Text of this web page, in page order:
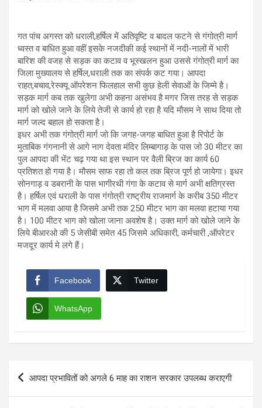
गत पांच अगस्त को धराली,हर्षिल में अतिवृष्टि व बादल फटने से गंगोत्री मार्ग
ध्वस्त व बाधित हुआ वहीं इसके नजदीकी कई स्थानों में नदी-नालों में भारी
बारिश की वजह से सड़क का कटाव व भूस्खलन हुआ उससे गंगोत्री मार्ग का
जिला मुख्यालय से हर्षिल,धराली तक का संपर्क कट गया। आपदा
राहत,बचाव,रेस्क्यू ऑपरेशन फिलहाल सभी कुछ हेली सेवाओं के जिम्मे है।
सड़क मार्ग कब तक खुलेगा अभी कहना असंभव है मगर जिस तरह से सड़क
मार्ग को खोले जाने के लिये तेजी से कार्य हो रहा है यदि मौसम ने साथ दिया तो
मार्ग जल्द बहाल हो सकता है।
इधर अभी तक गंगोत्री मार्ग जो कि जगह-जगह बाधित हुआ है रिपोर्ट के
मुताबिक गंगनानी से आगे नाग देवता मंदिर लिम्बागाड़ के पास जो 30 मीटर का
पुल आपदा की भेंट चढ़ गया था इस स्थान पर वैली ब्रिज का कार्य 60
प्रतिशत हो गया है। मौसम साफ रहा तो कल तक ब्रिज पूर्ण हो जायेगा। इधर
सोनगाड़ व डबरानी के पास भागीरथी गंगा के कटाव से मार्ग अभी क्षतिग्रस्त
है। हर्षिल एवं धराली के पास गंगोत्री राष्ट्रीय राजमार्ग के करीब 350 मीटर
भाग में मलवा आया है जिसमे अभी तक 250 मीटर भाग का मलवा हटाया गया
है। 100 मीटर भाग को खोला जाना अवशेष है। उक्त मार्ग को खोले जाने के
लिये बीआरओ की 5 जेसीबी समेत 45 जिसमे अधिकारी, कर्मचारी ,ऑपरेटर
मजदूर कार्य मे लगे हैं।
Facebook Twitter
WhatsApp
Post
navigation
आपदा प्रभावितों को अगले 6 माह का राशन सरकार उपलब्ध कराएगी